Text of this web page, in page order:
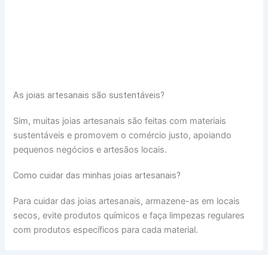
As joias artesanais são sustentáveis?
Sim, muitas joias artesanais são feitas com materiais
sustentáveis e promovem o comércio justo, apoiando
pequenos negócios e artesãos locais.
Como cuidar das minhas joias artesanais?
Para cuidar das joias artesanais, armazene-as em locais
secos, evite produtos químicos e faça limpezas regulares
com produtos específicos para cada material.